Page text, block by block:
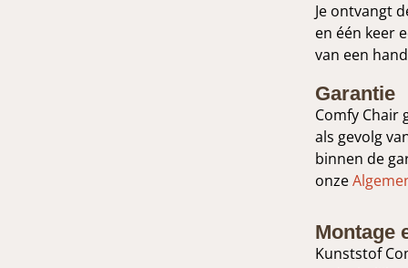
Je ontvangt
en één keer
van een
Garantie
Comfy Chair
als gevolg
binnen de
onze
Montage
Kunststof